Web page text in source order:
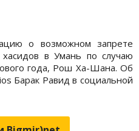
о возможном запрете
в Умань по случаю
года, Рош Ха-Шана. Об
Барак Равид в социальной